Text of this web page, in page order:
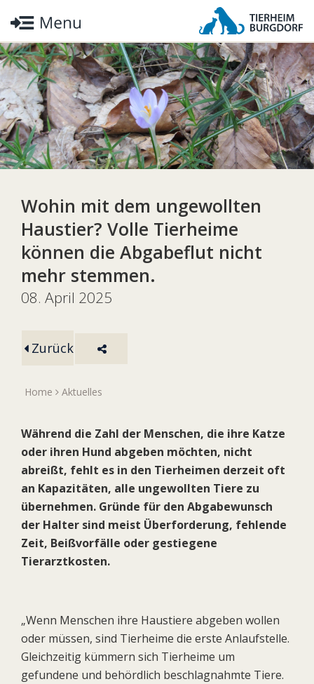
Wohin mit dem ungewollten
Haustier? Volle Tierheime
können die Abgabeflut nicht
mehr stemmen.
08. April 2025
Zurück
Home Aktuelles
Während die Zahl der Menschen, die ihre Katze
oder ihren Hund abgeben möchten, nicht
abreißt, fehlt es in den Tierheimen derzeit oft
an Kapazitäten, alle ungewollten Tiere zu
übernehmen. Gründe für den Abgabewunsch
der Halter sind meist Überforderung, fehlende
Zeit, Beißvorfälle oder gestiegene
Tierarztkosten.
„Wenn Menschen ihre Haustiere abgeben wollen
oder müssen, sind Tierheime die erste Anlaufstelle.
Gleichzeitig kümmern sich Tierheime um
gefundene und behördlich beschlagnahmte Tiere.